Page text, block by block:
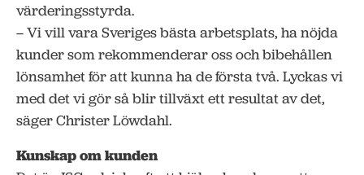
värderingsstyrda.
– Vi vill vara Sveriges bästa arbetsplats, ha nöjda
kunder som rekommenderar oss och bibehållen
lönsamhet för att kunna ha de första två. Lyckas vi
med det vi gör så blir tillväxt ett resultat av det,
säger Christer Löwdahl.
Kunskap om kunden